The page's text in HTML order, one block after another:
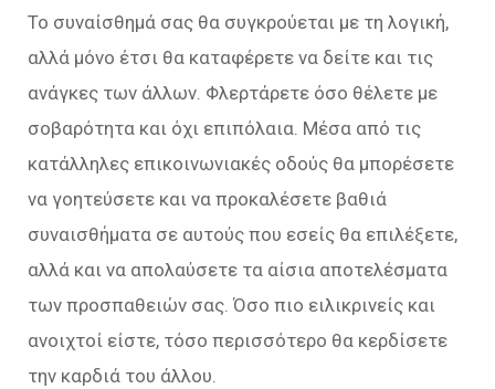
Το συναίσθημά σας θα συγκρούεται με τη λογική,
αλλά μόνο έτσι θα καταφέρετε να δείτε και τις
ανάγκες των άλλων. Φλερτάρετε όσο θέλετε με
σοβαρότητα και όχι επιπόλαια. Μέσα από τις
κατάλληλες επικοινωνιακές οδούς θα μπορέσετε
να γοητεύσετε και να προκαλέσετε βαθιά
συναισθήματα σε αυτούς που εσείς θα επιλέξετε,
αλλά και να απολαύσετε τα αίσια αποτελέσματα
των προσπαθειών σας. Όσο πιο ειλικρινείς και
ανοιχτοί είστε, τόσο περισσότερο θα κερδίσετε
την καρδιά του άλλου.